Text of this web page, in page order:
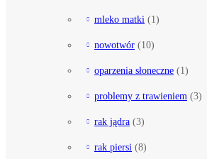
mleko matki (1)
nowotwór (10)
oparzenia słoneczne (1)
problemy z trawieniem (3)
rak jądra (3)
rak piersi (8)